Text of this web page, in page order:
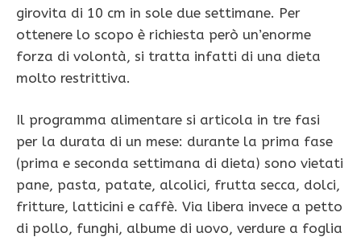
girovita di 10 cm in sole due settimane. Per
ottenere lo scopo è richiesta però un’enorme
forza di volontà, si tratta infatti di una dieta
molto restrittiva.
Il programma alimentare si articola in tre fasi
per la durata di un mese: durante la prima fase
(prima e seconda settimana di dieta) sono vietati
pane, pasta, patate, alcolici, frutta secca, dolci,
fritture, latticini e caffè. Via libera invece a petto
di pollo, funghi, albume di uovo, verdure a foglia